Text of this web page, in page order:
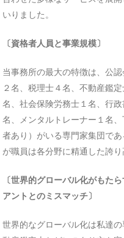
いりました。
〔資格者人員と事業規模〕
当事務所の最大の特徴は、公
２名、税理士４名、不動産鑑定
名、社会保険労務士１名、行政
名、メンタルトレーナー１名
者あり）がいる専門家集団で
が職員は各分野に精通した誇り
〔世界的グローバル化がもた
アントとのミスマッチ〕
世界的なグローバル化は私達